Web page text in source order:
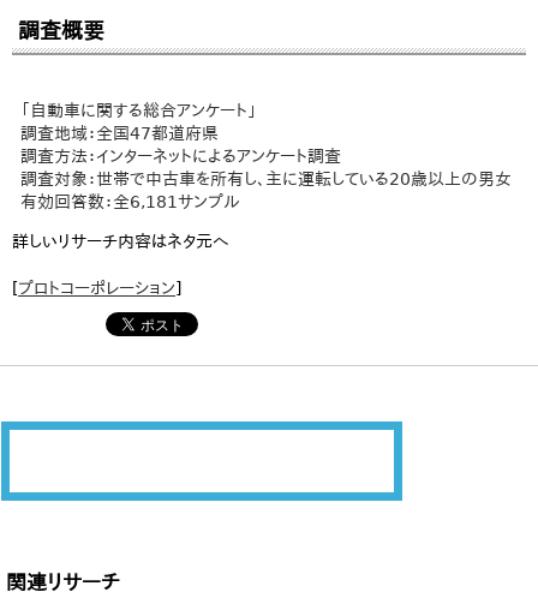
調査概要
「自動車に関する総合アンケート」
調査地域：全国47都道府県
調査方法：インターネットによるアンケート調査
調査対象：世帯で中古車を所有し、主に運転している20歳以上の男女
有効回答数：全6,181サンプル
詳しいリサーチ内容はネタ元へ
[プロトコーポレーション]
関連リサーチ